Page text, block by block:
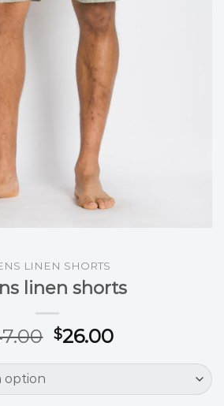
LINEN SHORTS
linen shorts
$26.00